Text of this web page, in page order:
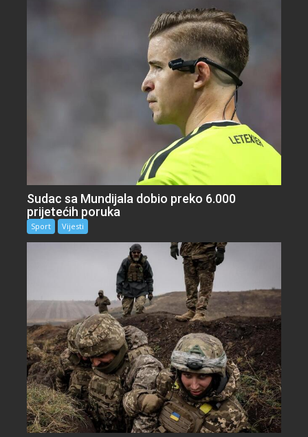
Sudac sa Mundijala dobio preko 6.000
prijetećih poruka
Sport Vijesti